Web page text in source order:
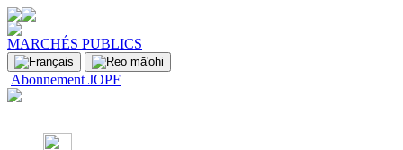
MARCHÉS PUBLICS
Abonnement JOPF